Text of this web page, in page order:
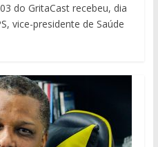
do GritaCast recebeu, dia
vice-presidente de Saúde